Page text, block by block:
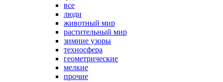
все
люди
животный мир
растительный мир
зимние узоры
техносфера
геометрические
мелкие
прочие